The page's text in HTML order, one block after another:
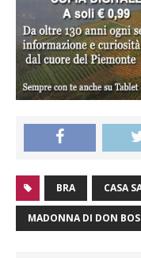
BRA CASA
MADONNA DI DON